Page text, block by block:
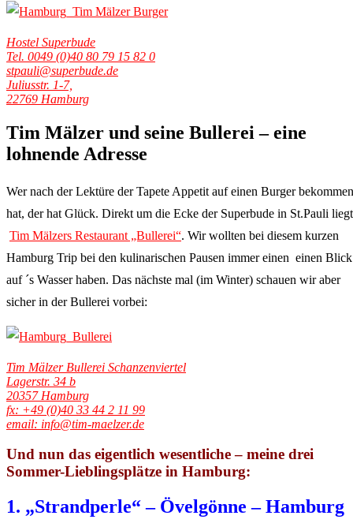
Hostel Superbude
Tel. 0049 (0)40 80 79 15 82 0
stpauli@superbude.de
Juliusstr. 1-7,
22769 Hamburg
Tim Mälzer und seine Bullerei – eine
lohnende Adresse
Wer nach der Lektüre der Tapete Appetit auf einen Burger bekommen
hat, der hat Glück. Direkt um die Ecke der Superbude in St.Pauli liegt
Tim Mälzers Restaurant „Bullerei“. Wir wollten bei diesem kurzen
Hamburg Trip bei den kulinarischen Pausen immer einen einen Blick
auf ´s Wasser haben. Das nächste mal (im Winter) schauen wir aber
sicher in der Bullerei vorbei:
Tim Mälzer Bullerei Schanzenviertel
Lagerstr. 34 b
20357 Hamburg
fx: +49 (0)40 33 44 2 11 99
email: info@tim-maelzer.de
Und nun das eigentlich wesentliche – meine drei
Sommer-Lieblingsplätze in Hamburg:
1. „Strandperle“ – Övelgönne – Hamburg